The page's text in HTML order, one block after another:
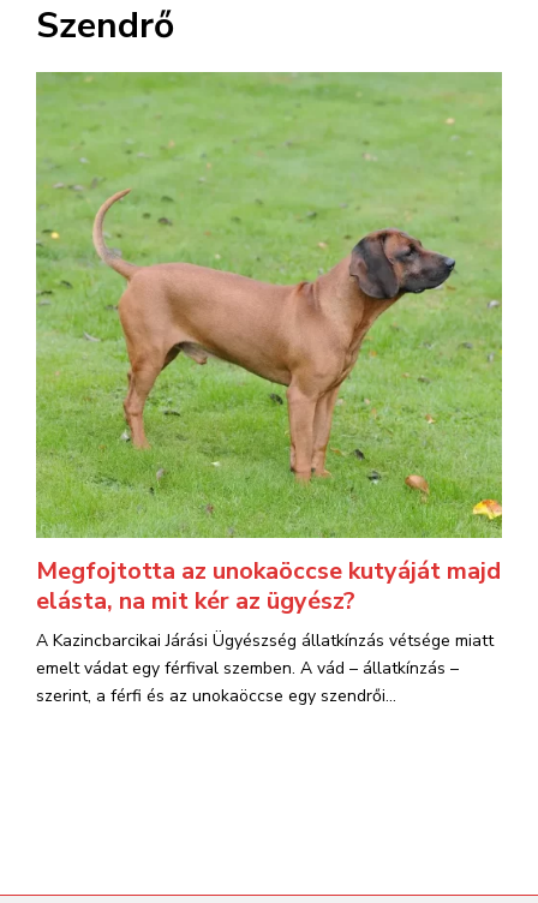
Szendrő
Megfojtotta az unokaöccse kutyáját majd
elásta, na mit kér az ügyész?
A Kazincbarcikai Járási Ügyészség állatkínzás vétsége miatt
emelt vádat egy férfival szemben. A vád – állatkínzás –
szerint, a férfi és az unokaöccse egy szendrői...